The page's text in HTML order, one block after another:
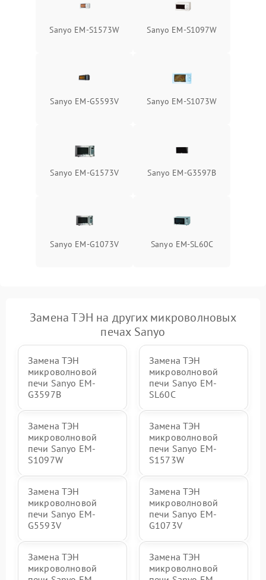
Sanyo EM-S1573W Sanyo EM-S1097W
Sanyo EM-G5593V Sanyo EM-S1073W
Sanyo EM-G1573V Sanyo EM-G3597B
Sanyo EM-G1073V Sanyo EM-SL60C
Замена ТЭН на других микроволновых
печах Sanyo
Замена ТЭН
микроволновой
печи Sanyo EM-
G3597B
Замена ТЭН
микроволновой
печи Sanyo EM-
SL60C
Замена ТЭН
микроволновой
печи Sanyo EM-
S1097W
Замена ТЭН
микроволновой
печи Sanyo EM-
S1573W
Замена ТЭН
микроволновой
печи Sanyo EM-
G5593V
Замена ТЭН
микроволновой
печи Sanyo EM-
G1073V
Замена ТЭН
микроволновой
Замена ТЭН
микроволновой